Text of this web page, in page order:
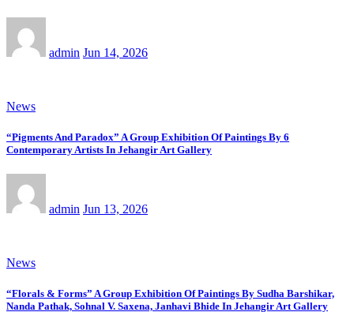
admin Jun 14, 2026
News
“Pigments And Paradox” A Group Exhibition Of Paintings By 6
Contemporary Artists In Jehangir Art Gallery
admin Jun 13, 2026
News
“Florals & Forms” A Group Exhibition Of Paintings By Sudha Barshikar,
Nanda Pathak, Sohnal V. Saxena, Janhavi Bhide In Jehangir Art Gallery